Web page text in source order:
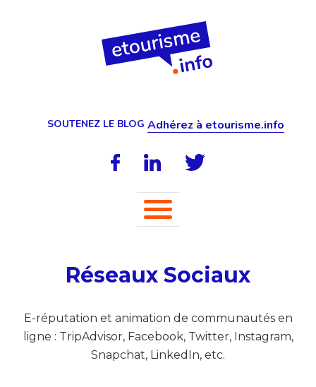
SOUTENEZ LE BLOG Adhérez à etourisme.info
Réseaux Sociaux
E-réputation et animation de communautés en
ligne : TripAdvisor, Facebook, Twitter, Instagram,
Snapchat, LinkedIn, etc.